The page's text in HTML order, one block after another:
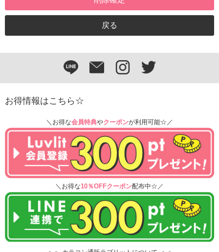
お得情報はこちら☆
＼お得な会員特典やクーポンが利用可能☆／
＼お得な10％OFFクーポン配布中☆／